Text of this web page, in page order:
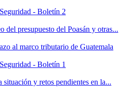
- Boletín 2
del presupuesto del Poasán y otras...
al marco tributario de Guatemala
- Boletín 1
situación y retos pendientes en la...